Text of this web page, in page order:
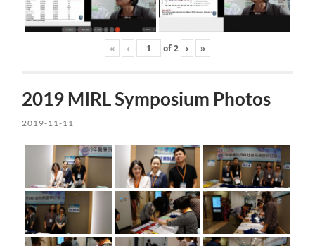
« ‹ of2 › »
2019 MIRL Symposium Photos
2019-11-11